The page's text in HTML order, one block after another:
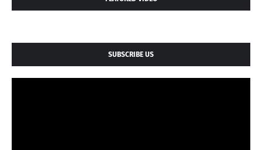
SUBSCRIBE US